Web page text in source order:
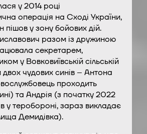
у 2014 році
операція на Сході України,
пішов у зону бойових дій.
разом із дружиною
секретарем,
у Вовковиївській сільській
двох чудових синів – Антона
проходить
та Андрія (з початку 2022
у теробороні, зараз викладає
Демидівка).